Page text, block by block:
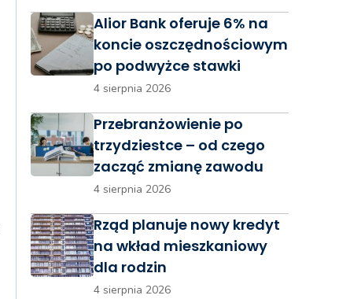
Alior Bank oferuje 6% na
koncie oszczędnościowym
po podwyżce stawki
4 sierpnia 2026
Przebranżowienie po
trzydziestce – od czego
zacząć zmianę zawodu
4 sierpnia 2026
Rząd planuje nowy kredyt
na wkład mieszkaniowy
dla rodzin
4 sierpnia 2026